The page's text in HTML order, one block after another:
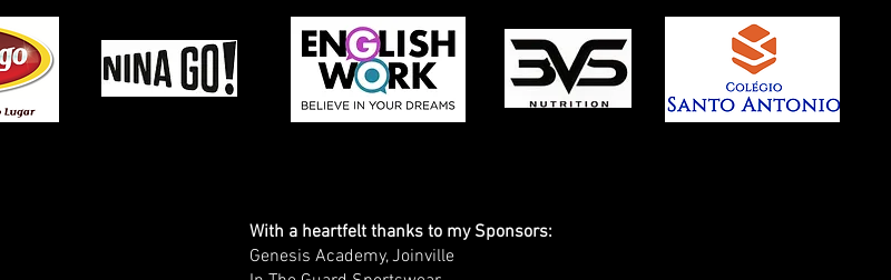
With a heartfelt thanks to my Sponsors:
Genesis Academy, Joinville